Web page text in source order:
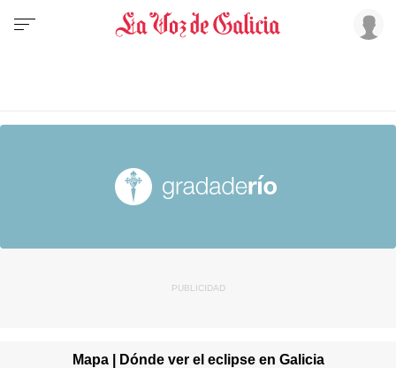
Mapa | Dónde ver el eclipse en Galicia